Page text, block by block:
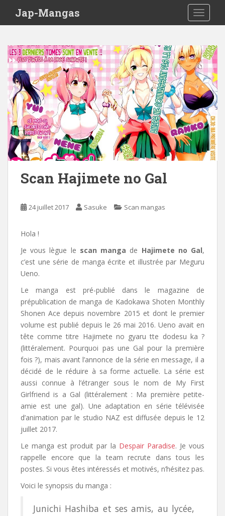
Jap-Mangas
Scan Hajimete no Gal
24 juillet 2017 Sasuke Scan mangas
Hola !
Je vous lègue le scan manga de Hajimete no Gal,
c’est une série de manga écrite et illustrée par Meguru
Ueno.
Le manga est pré-publié dans le magazine de
prépublication de manga de Kadokawa Shoten Monthly
Shonen Ace depuis novembre 2015 et dont le premier
volume est publié depuis le 26 mai 2016. Ueno avait en
tête comme titre Hajimete no gyaru tte dodesu ka ?
(littéralement. Pourquoi pas une Gal pour la première
fois ?), mais avant l’annonce de la série en message, il a
décidé de le réduire à sa forme actuelle. La série est
aussi connue à l’étranger sous le nom de My First
Girlfriend is a Gal (littéralement : Ma première petite-
amie est une gal). Une adaptation en série télévisée
d’animation par le studio NAZ est diffusée depuis le 12
juillet 2017.
Le manga est produit par la Despair Paradise. Je vous
rappelle encore que la team recrute dans tous les
postes. Si vous êtes intéressés et motivés, n’hésitez pas.
Voici le synopsis du manga :
Junichi Hashiba et ses amis, au lycée,